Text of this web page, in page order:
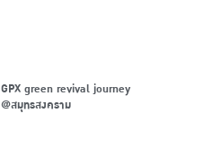
GPX green revival journey
@สมุทรสงคราม